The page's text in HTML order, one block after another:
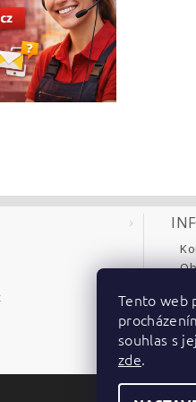
Tento web
souhlas s
zde.